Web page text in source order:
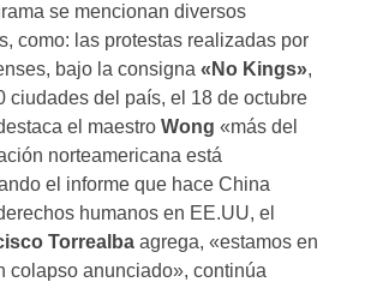
se mencionan diversos
como: las protestas realizadas por
bajo la consigna «No Kings»,
ciudades del país, el 18 de octubre
el maestro Wong «más del
norteamericana está
el informe que hace China
humanos en EE.UU, el
Torrealba agrega, «estamos en
colapso anunciado», continúa